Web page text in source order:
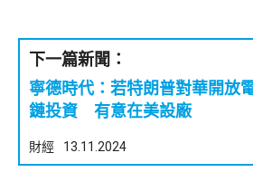
下一篇新聞：
寧德時代：若特朗普對華開放
鏈投資 有意在美設廠
財經 13.11.2024